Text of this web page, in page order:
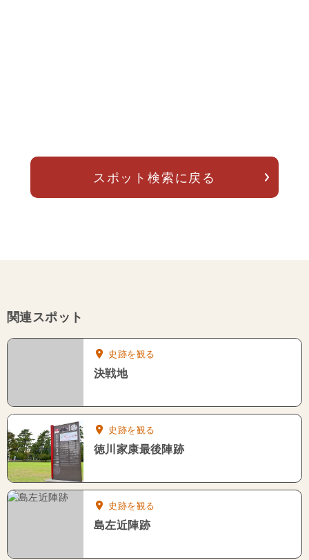
スポット検索に戻る
関連スポット
史跡を観る
決戦地
史跡を観る
徳川家康最後陣跡
史跡を観る
島左近陣跡